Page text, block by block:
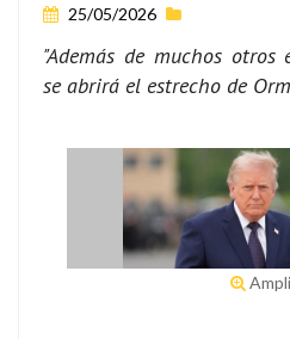
25/05/2026
"Además de muchos otros
se abrirá el estrecho de